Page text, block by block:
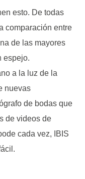
esto. De todas
comparación entre
de las mayores
espejo.
a la luz de la
nuevas
de bodas que
de videos de
cada vez, IBIS